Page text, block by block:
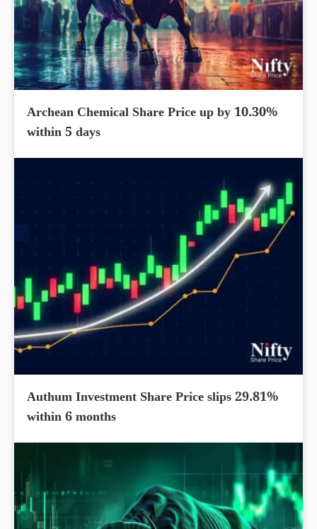
Archean Chemical Share Price up by 10.30%
within 5 days
Authum Investment Share Price slips 29.81%
within 6 months